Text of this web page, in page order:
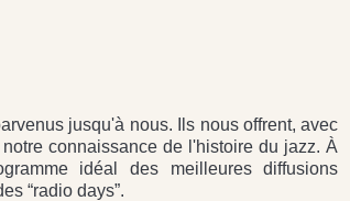
jusqu'à nous. Ils nous offrent, avec
connaissance de l'histoire du jazz. À
idéal des meilleures diffusions
“radio days”.